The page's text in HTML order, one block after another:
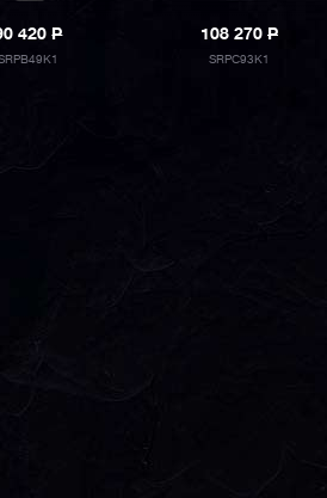
420P 108 270 P
SRPC93K1